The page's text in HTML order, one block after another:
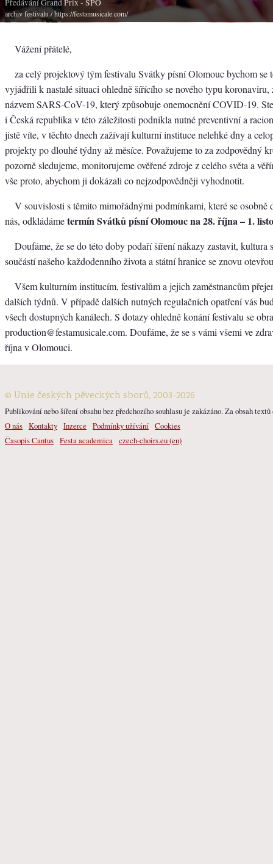
archiv festivalu / https://festamusicale.com/
Vážení přátelé,
za celý projektový tým festivalu Svátky písní Olomouc bychom se
vyjádřili k nastalé situaci ohledně šířícího se nového typu koronaviru,
názvem SARS-CoV-19, který způsobuje onemocnění COVID-19.
i Česká republika v této záležitosti podnikla nutné preventivní a
jistě víte, v těchto dnech zažívají kulturní instituce nelehké dny a
projekty po dlouhé týdny až měsíce. Považujeme to za zodpovědný
pozorně sledujeme, monitorujeme ověřené zdroje z celého světa a
vše proto, abychom ji dokázali co nejzodpovědněji vyhodnotit.
V souvislosti s těmito mimořádnými podmínkami, které se osobně
nás, odkládámetermín Svátků písní Olomouc na 28. října – 1.
Doufáme, že se do této doby podaří šíření nákazy zastavit, kultura
součástí našeho každodenního života a státní hranice se znovu
Všem kulturním institucím, festivalům a jejich zaměstnancům
dalších týdnů. V případě dalších nutných regulačních opatření vás
všech dostupných kanálech. S dotazy ohledně konání festivalu se
production@festamusicale.com. Doufáme, že se s vámi všemi ve
října v Olomouci.
© Unie českých pěveckých sborů, 2003-2026
Publikování nebo šíření obsahu bez předchozího souhlasu je zakázáno. Za obsah
O nás Kontakty Inzerce Podmínky užívání Cookies
Časopis Cantus Festa academica czech-choirs.eu (en)